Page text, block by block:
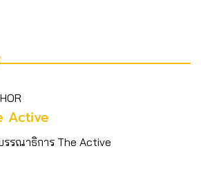
Active
รรณาธิการ The Active